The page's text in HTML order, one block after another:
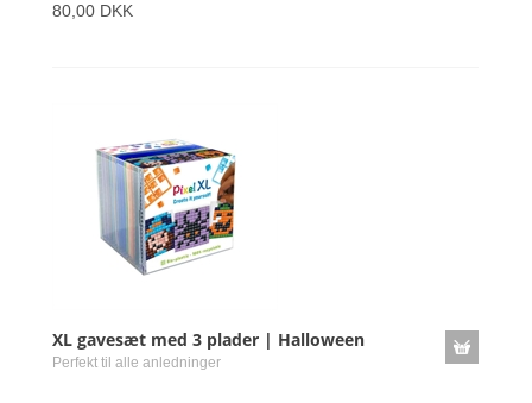
80,00 DKK
XL gavesæt med 3 plader | Halloween
Perfekt til alle anledninger